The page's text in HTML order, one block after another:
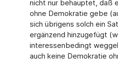
nicht nur behauptet, daß
ohne Demokratie gebe
sich übrigens solch ein
ergänzend hinzugefügt
interessenbedingt
auch keine Demokratie